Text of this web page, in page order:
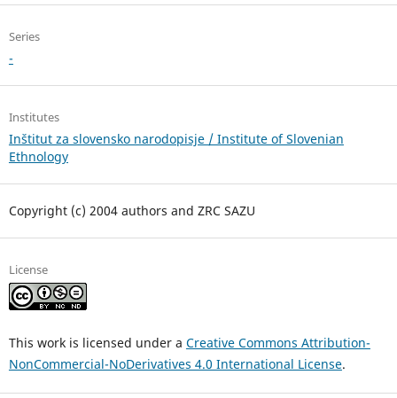
Series
-
Institutes
Inštitut za slovensko narodopisje / Institute of Slovenian
Ethnology
Copyright (c) 2004 authors and ZRC SAZU
License
This work is licensed under a Creative Commons Attribution-
NonCommercial-NoDerivatives 4.0 International License.